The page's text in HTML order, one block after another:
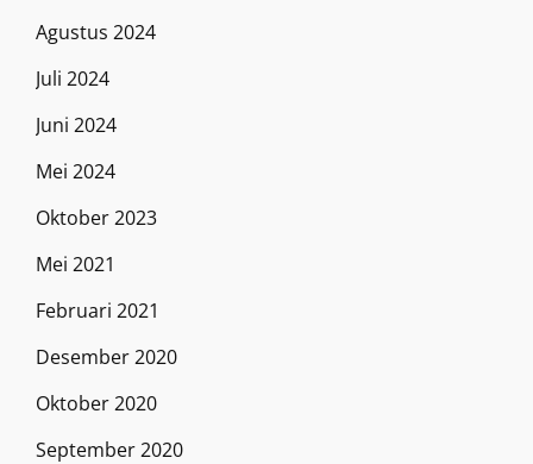
Agustus 2024
Juli 2024
Juni 2024
Mei 2024
Oktober 2023
Mei 2021
Februari 2021
Desember 2020
Oktober 2020
September 2020